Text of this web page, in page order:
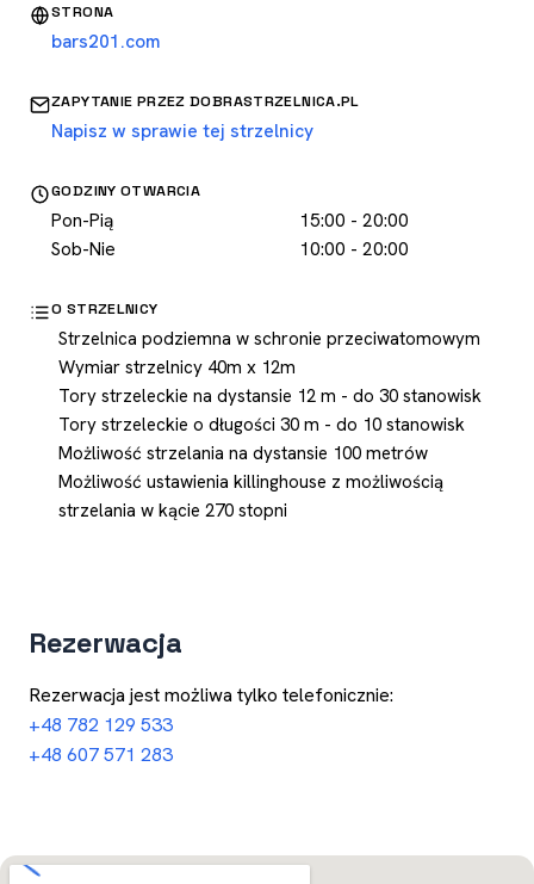
STRONA
bars201.com
ZAPYTANIE PRZEZ DOBRASTRZELNICA.PL
Napisz w sprawie tej strzelnicy
GODZINY OTWARCIA
Pon-Pią
15:00 - 20:00
Sob-Nie
10:00 - 20:00
O STRZELNICY
Strzelnica podziemna w schronie przeciwatomowym
Wymiar strzelnicy 40m x 12m
Tory strzeleckie na dystansie 12 m - do 30 stanowisk
Tory strzeleckie o długości 30 m - do 10 stanowisk
Możliwość strzelania na dystansie 100 metrów
Możliwość ustawienia killinghouse z możliwością
strzelania w kącie 270 stopni
Rezerwacja
Rezerwacja jest możliwa tylko telefonicznie:
+48 782 129 533
+48 607 571 283